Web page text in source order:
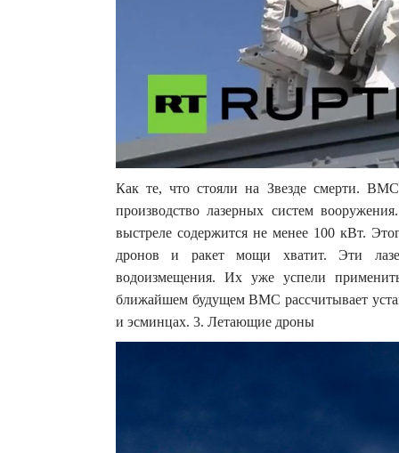
Как те, что стояли на Звезде смерти.
производство лазерных систем
выстреле содержится не менее 100 кВт.
дронов и ракет мощи хватит. Эти
водоизмещения. Их уже успели
ближайшем будущем ВМС рассчитывает
и эсминцах. 3. Летающие дроны